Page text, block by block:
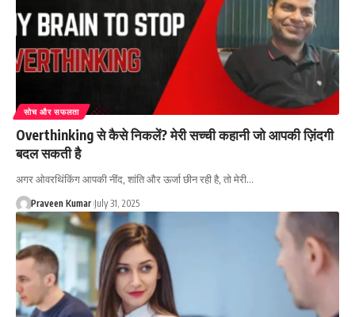
सोच और सफलता
Overthinking से कैसे निकलें? मेरी सच्ची कहानी जो आपकी ज़िंदगी
बदल सकती है
अगर ओवरथिंकिंग आपकी नींद, शांति और ऊर्जा छीन रही है, तो मेरी…
Praveen Kumar July 31, 2025